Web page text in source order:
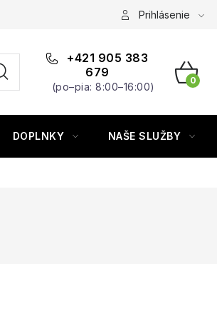
Prihlásenie
+421 905 383
679
(po–pia: 8:00–16:00)
DOPLNKY NAŠE SLUŽBY